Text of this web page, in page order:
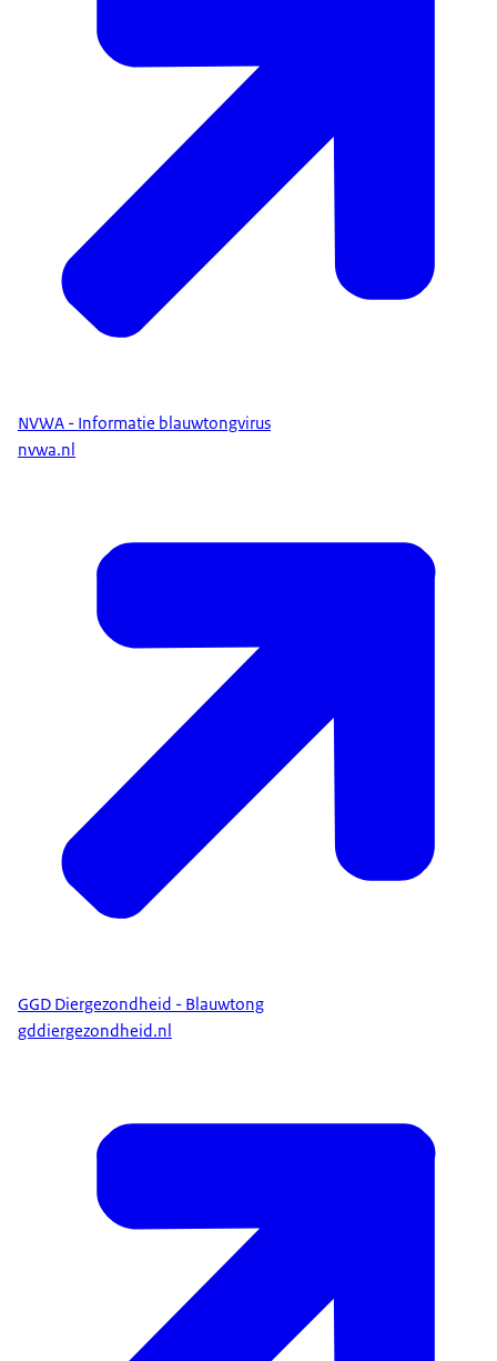
NVWA - Informatie blauwtongvirus
nvwa.nl
GGD Diergezondheid - Blauwtong
gddiergezondheid.nl